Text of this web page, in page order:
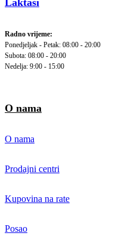
Laktaši
Radno vrijeme:
Ponedjeljak - Petak: 08:00 - 20:00
Subota: 08:00 - 20:00
Nedelja: 9:00 - 15:00
O nama
O nama
Prodajni centri
Kupovina na rate
Posao